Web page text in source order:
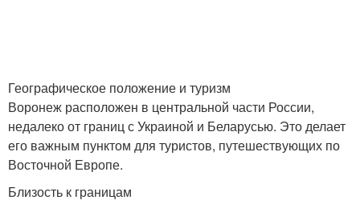
Географическое положение и туризм
Воронеж расположен в центральной части России,
недалеко от границ с Украиной и Беларусью. Это делает
его важным пунктом для туристов, путешествующих по
Восточной Европе.
Близость к границам